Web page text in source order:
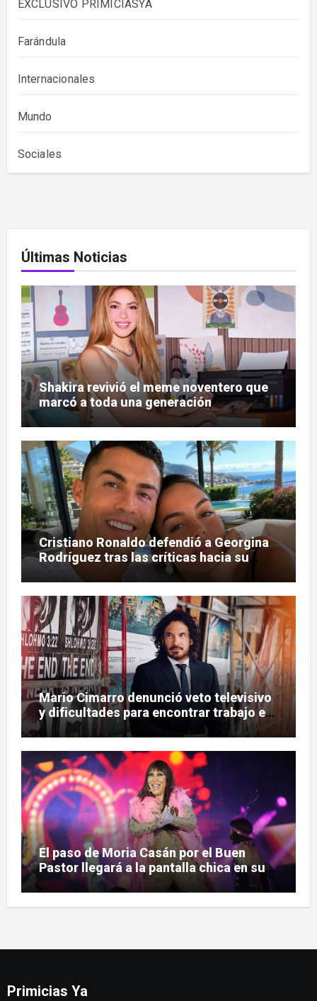
EXCLUSIVO PRIMICIASYA
Farándula
Internacionales
Mundo
Sociales
Últimas Noticias
Shakira revivió el meme noventero que
marcó a toda una generación
Cristiano Ronaldo defendió a Georgina
Rodríguez tras las críticas hacia su
figura
Mario Cimarro denunció veto televisivo
y dificultades para encontrar trabajo en
la actuación
El paso de Moria Casán por el Buen
Pastor llegará a la pantalla chica en su
nueva serie documental
Primicias Ya